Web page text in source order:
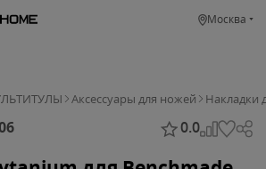
Москва
Аксессуары для ножей Накладки
0.0